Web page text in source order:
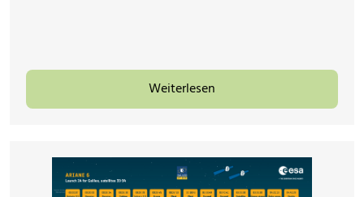
Weiterlesen